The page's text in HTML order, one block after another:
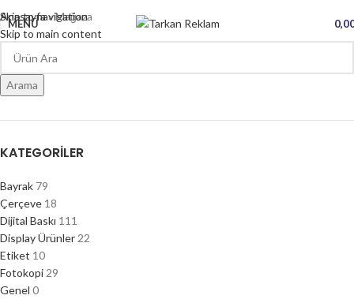
Skip to navigation
Skip to main content
MENÜ
Anasayfa»Mağaza
Arama
KATEGORILER
Bayrak 79
Çerçeve 18
Dijital Baskı 111
Display Ürünler 22
Etiket 10
Fotokopi 29
Genel 0